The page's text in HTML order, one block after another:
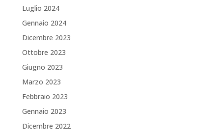
Luglio 2024
Gennaio 2024
Dicembre 2023
Ottobre 2023
Giugno 2023
Marzo 2023
Febbraio 2023
Gennaio 2023
Dicembre 2022